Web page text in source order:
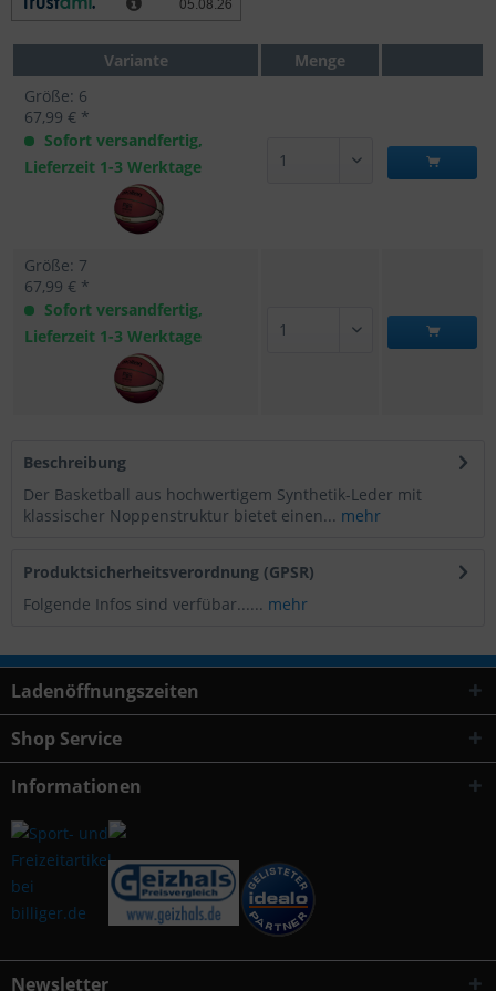
Variante
Menge
Größe: 6
67,99 € *
Sofort versandfertig,
Lieferzeit 1-3 Werktage
Größe: 7
67,99 € *
Sofort versandfertig,
Lieferzeit 1-3 Werktage
Beschreibung
Der Basketball aus hochwertigem Synthetik-Leder mit
klassischer Noppenstruktur bietet einen... mehr
Produktsicherheitsverordnung (GPSR)
Folgende Infos sind verfübar...... mehr
Ladenöffnungszeiten
Shop Service
Informationen
Newsletter